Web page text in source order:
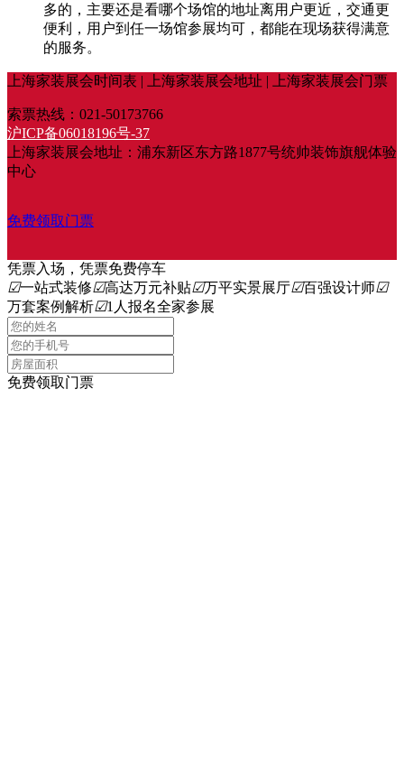
多的，主要还是看哪个场馆的地址离用户更近，交通更
便利，用户到任一场馆参展均可，都能在现场获得满意
的服务。
上海家装展会时间表 | 上海家装展会地址 | 上海家装展会门票
索票热线：021-50173766
沪ICP备06018196号-37
上海家装展会地址：浦东新区东方路1877号统帅装饰旗舰体验
中心
免费领取门票
凭票入场，凭票免费停车
☑一站式装修☑高达万元补贴☑万平实景展厅☑百强设计师☑
万套案例解析☑1人报名全家参展
免费领取门票